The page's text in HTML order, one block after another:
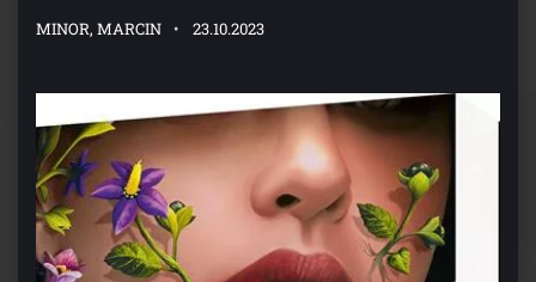
MINOR, MARCIN 23.10.2023